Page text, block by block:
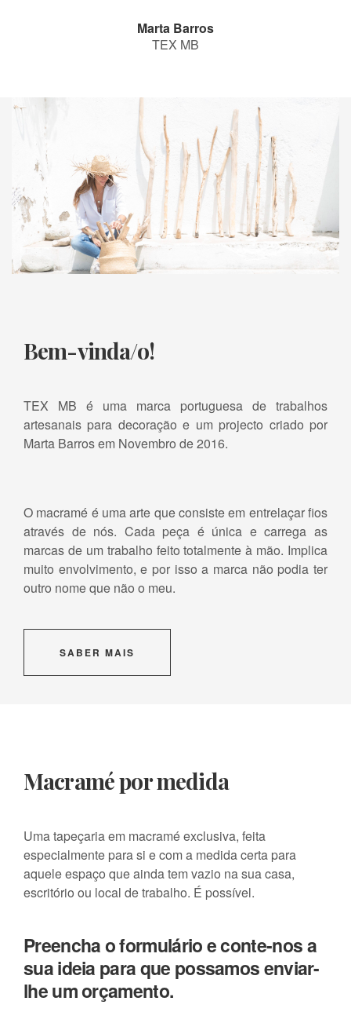
Marta Barros
TEX MB
Bem-vinda/o!
TEX MB é uma marca portuguesa de trabalhos
artesanais para decoração e um projecto criado por
Marta Barros em Novembro de 2016.
O macramé é uma arte que consiste em entrelaçar fios
através de nós. Cada peça é única e carrega as
marcas de um trabalho feito totalmente à mão. Implica
muito envolvimento, e por isso a marca não podia ter
outro nome que não o meu.
SABER MAIS
Macramé por medida
Uma tapeçaria em macramé exclusiva, feita
especialmente para si e com a medida certa para
aquele espaço que ainda tem vazio na sua casa,
escritório ou local de trabalho. É possível.
Preencha o formulário e conte-nos a
sua ideia para que possamos enviar-
lhe um orçamento.